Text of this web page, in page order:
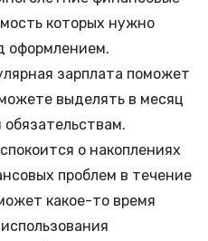
которых нужно
оформлением.
зарплата поможет
выделять в месяц
о накоплениях
проблем в течение
какое-то время